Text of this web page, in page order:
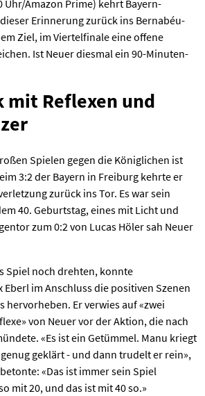
Uhr/Amazon Prime) kehrt Bayern-
Erinnerung zurück ins Bernabéu-
Ziel, im Viertelfinale eine offene
Ist Neuer diesmal ein 90-Minuten-
mit Reflexen und
Spielen gegen die Königlichen ist
3:2 der Bayern in Freiburg kehrte er
zurück ins Tor. Es war sein
40. Geburtstag, eines mit Licht und
zum 0:2 von Lucas Höler sah Neuer
Spiel noch drehten, konnte
im Anschluss die positiven Szenen
hervorheben. Er verwies auf «zwei
von Neuer vor der Aktion, die nach
«Es ist ein Getümmel. Manu kriegt
geklärt - und dann trudelt er rein»,
«Das ist immer sein Spiel
mit 20, und das ist mit 40 so.»